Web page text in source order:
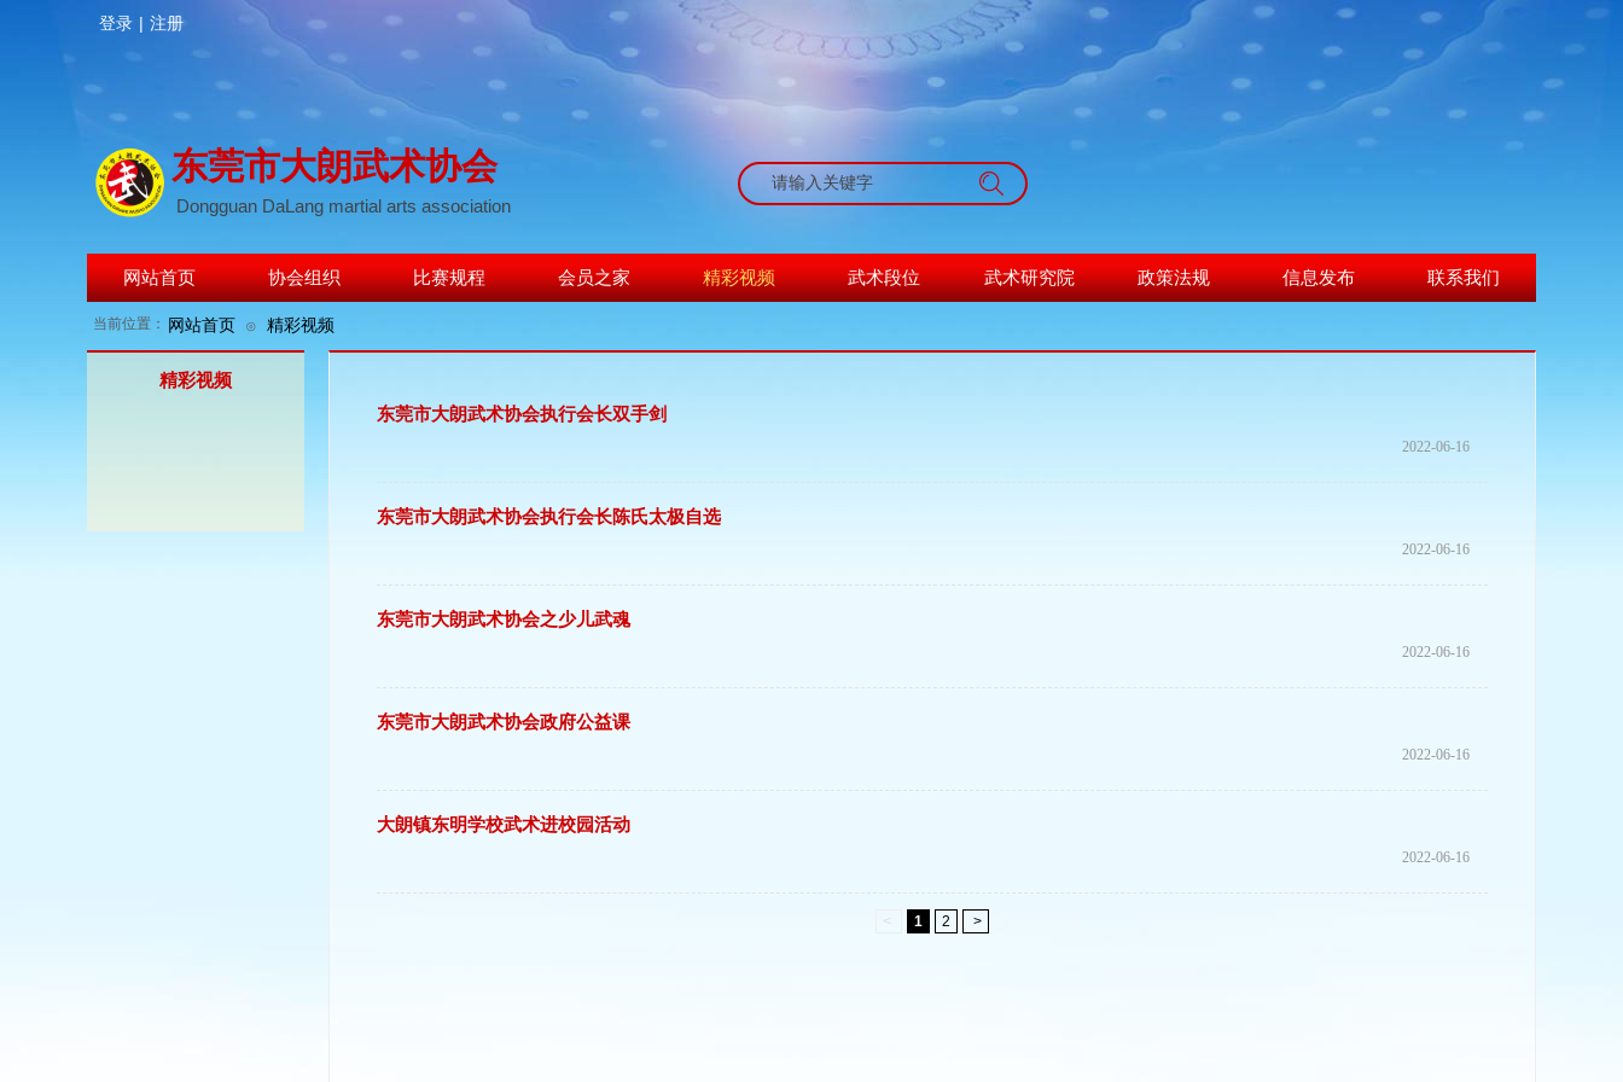
网站首页 ⊙ 精彩视频
当前位置：
网站首页 协会组织 比赛规程 会员之家 精彩视频 武术段位 武术研究院 政策法规 信息发布 联系我们
搜索
Dongguan DaLang martial arts association
东莞市大朗武术协会
登录 | 注册
东莞市大朗武术协会执行会长双手剑
2022-06-16
东莞市大朗武术协会执行会长陈氏太极自选
2022-06-16
东莞市大朗武术协会之少儿武魂
2022-06-16
东莞市大朗武术协会政府公益课
2022-06-16
大朗镇东明学校武术进校园活动
2022-06-16
< 1 2 >
精彩视频